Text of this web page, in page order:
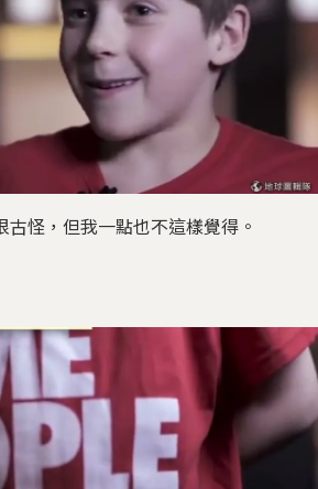
怪，但我一點也不這樣覺得。